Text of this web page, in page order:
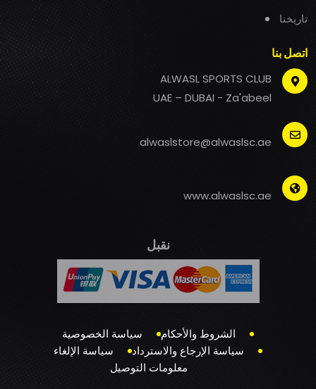
تاريخنا
اتصل بنا
ALWASL SPORTS CLUB
UAE – DUBAI - Za'abeel
alwaslstore@alwaslsc.ae
www.alwaslsc.ae
نقبل
الشروط والأحكام
سياسة الخصوصية
سياسة الإرجاع والاسترداد
سياسة الإلغاء
معلومات التوصيل